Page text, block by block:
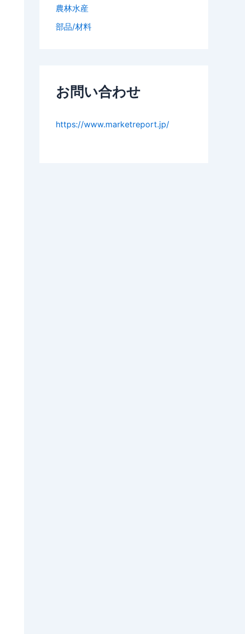
農林水産
部品/材料
お問い合わせ
https://www.marketreport.jp/